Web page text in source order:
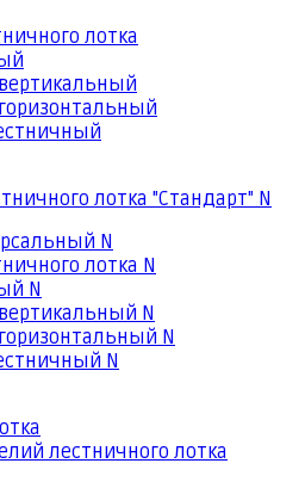
лотка
лотка "Стандарт" N
N
лотка N
N
N
N
N
лестничного лотка